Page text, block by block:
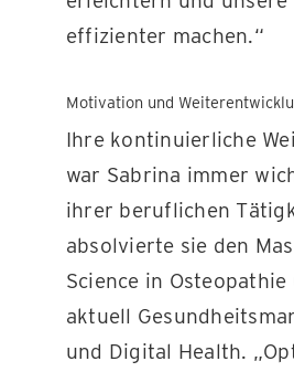
effizienter machen.“
Motivation und
Ihre kontinuierliche
war Sabrina immer
ihrer beruflichen
absolvierte sie den
Science in
aktuell
und Digital Health.